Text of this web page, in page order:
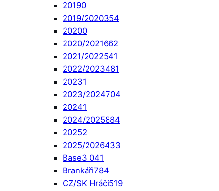
20190
2019/2020354
20200
2020/2021662
2021/2022541
2022/2023481
20231
2023/2024704
20241
2024/2025884
20252
2025/2026433
Base3 041
Brankáři784
CZ/SK Hráči519